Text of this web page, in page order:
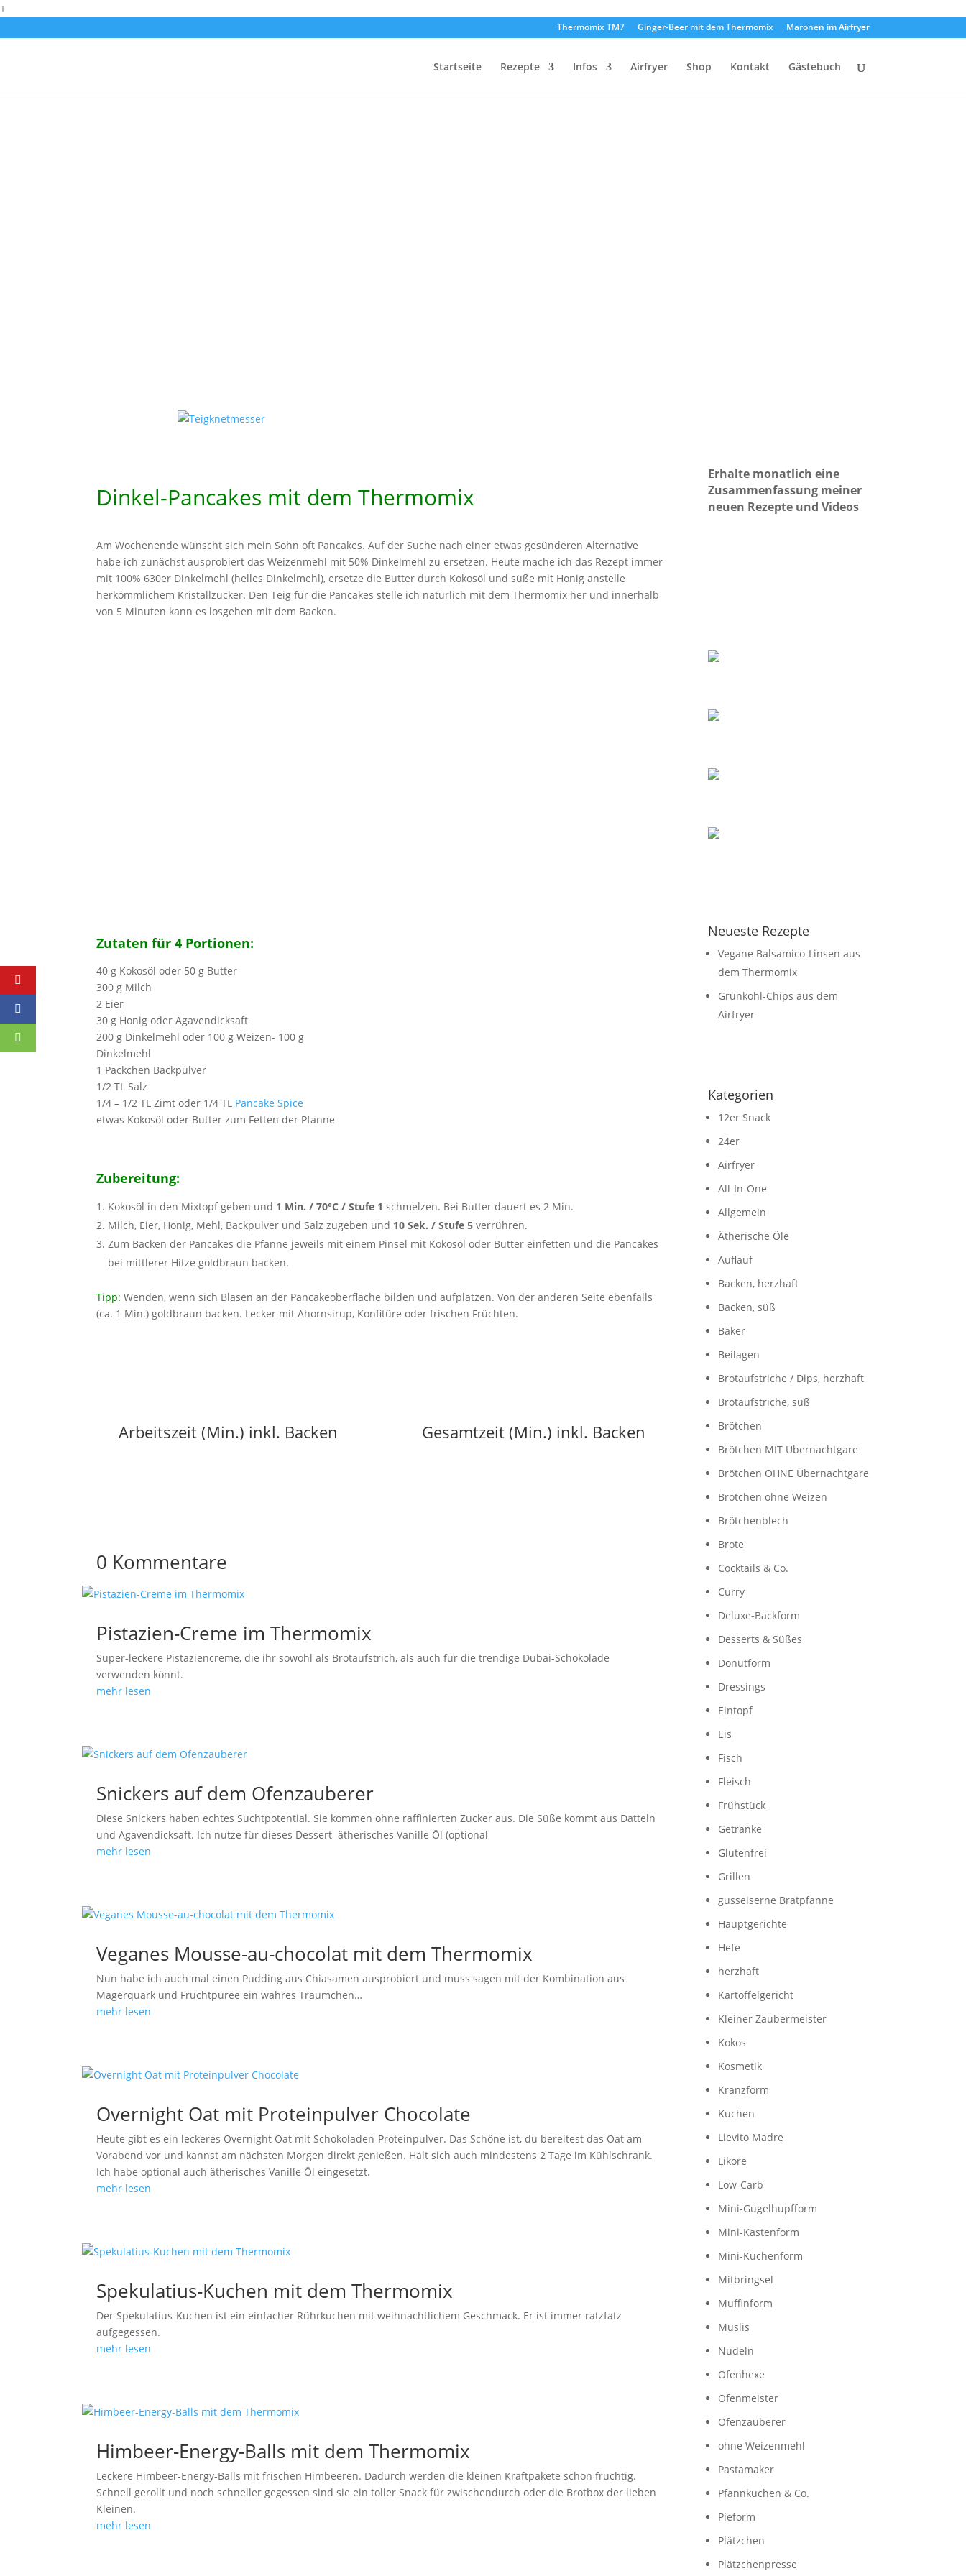
+
Thermomix TM7 Ginger-Beer mit dem Thermomix Maronen im Airfryer
Startseite Rezepte Infos Airfryer Shop Kontakt Gästebuch
Dinkel-Pancakes mit dem Thermomix
Am Wochenende wünscht sich mein Sohn oft Pancakes. Auf der Suche nach einer etwas gesünderen Alternative
habe ich zunächst ausprobiert das Weizenmehl mit 50% Dinkelmehl zu ersetzen. Heute mache ich das Rezept immer
mit 100% 630er Dinkelmehl (helles Dinkelmehl), ersetze die Butter durch Kokosöl und süße mit Honig anstelle
herkömmlichem Kristallzucker. Den Teig für die Pancakes stelle ich natürlich mit dem Thermomix her und innerhalb
von 5 Minuten kann es losgehen mit dem Backen.
Zutaten für 4 Portionen:
40 g Kokosöl oder 50 g Butter
300 g Milch
2 Eier
30 g Honig oder Agavendicksaft
200 g Dinkelmehl oder 100 g Weizen- 100 g
Dinkelmehl
1 Päckchen Backpulver
1/2 TL Salz
1/4 – 1/2 TL Zimt oder 1/4 TL Pancake Spice
etwas Kokosöl oder Butter zum Fetten der Pfanne
Zubereitung:
Kokosöl in den Mixtopf geben und 1 Min. / 70°C / Stufe 1 schmelzen. Bei Butter dauert es 2 Min.
Milch, Eier, Honig, Mehl, Backpulver und Salz zugeben und 10 Sek. / Stufe 5verrühren.
Zum Backen der Pancakes die Pfanne jeweils mit einem Pinsel mit Kokosöl oder Butter einfetten und die Pancakes
bei mittlerer Hitze goldbraun backen.
Tipp: Wenden, wenn sich Blasen an der Pancakeoberfläche bilden und aufplatzen. Von der anderen Seite ebenfalls
(ca. 1 Min.) goldbraun backen. Lecker mit Ahornsirup, Konfitüre oder frischen Früchten.
Arbeitszeit (Min.) inkl. Backen Gesamtzeit (Min.) inkl. Backen
0 Kommentare
Pistazien-Creme im Thermomix
Super-leckere Pistaziencreme, die ihr sowohl als Brotaufstrich, als auch für die trendige Dubai-Schokolade
verwenden könnt.
mehr lesen
Snickers auf dem Ofenzauberer
Diese Snickers haben echtes Suchtpotential. Sie kommen ohne raffinierten Zucker aus. Die Süße kommt aus Datteln
und Agavendicksaft. Ich nutze für dieses Dessert ätherisches Vanille Öl (optional
mehr lesen
Veganes Mousse-au-chocolat mit dem Thermomix
Nun habe ich auch mal einen Pudding aus Chiasamen ausprobiert und muss sagen mit der Kombination aus
Magerquark und Fruchtpüree ein wahres Träumchen…
mehr lesen
Overnight Oat mit Proteinpulver Chocolate
Heute gibt es ein leckeres Overnight Oat mit Schokoladen-Proteinpulver. Das Schöne ist, du bereitest das Oat am
Vorabend vor und kannst am nächsten Morgen direkt genießen. Hält sich auch mindestens 2 Tage im Kühlschrank.
Ich habe optional auch ätherisches Vanille Öl eingesetzt.
mehr lesen
Spekulatius-Kuchen mit dem Thermomix
Der Spekulatius-Kuchen ist ein einfacher Rührkuchen mit weihnachtlichem Geschmack. Er ist immer ratzfatz
aufgegessen.
mehr lesen
Himbeer-Energy-Balls mit dem Thermomix
Leckere Himbeer-Energy-Balls mit frischen Himbeeren. Dadurch werden die kleinen Kraftpakete schön fruchtig.
Schnell gerollt und noch schneller gegessen sind sie ein toller Snack für zwischendurch oder die Brotbox der lieben
Kleinen.
mehr lesen
Erhalte monatlich eine
Zusammenfassung meiner
neuen Rezepte und Videos
Neueste Rezepte
Vegane Balsamico-Linsen aus
dem Thermomix
Grünkohl-Chips aus dem
Airfryer
Kategorien
12er Snack
24er
Airfryer
All-In-One
Allgemein
Ätherische Öle
Auflauf
Backen, herzhaft
Backen, süß
Bäker
Beilagen
Brotaufstriche / Dips, herzhaft
Brotaufstriche, süß
Brötchen
Brötchen MIT Übernachtgare
Brötchen OHNE Übernachtgare
Brötchen ohne Weizen
Brötchenblech
Brote
Cocktails & Co.
Curry
Deluxe-Backform
Desserts & Süßes
Donutform
Dressings
Eintopf
Eis
Fisch
Fleisch
Frühstück
Getränke
Glutenfrei
Grillen
gusseiserne Bratpfanne
Hauptgerichte
Hefe
herzhaft
Kartoffelgericht
Kleiner Zaubermeister
Kokos
Kosmetik
Kranzform
Kuchen
Lievito Madre
Liköre
Low-Carb
Mini-Gugelhupfform
Mini-Kastenform
Mini-Kuchenform
Mitbringsel
Muffinform
Müslis
Nudeln
Ofenhexe
Ofenmeister
Ofenzauberer
ohne Weizenmehl
Pastamaker
Pfannkuchen & Co.
Pieform
Plätzchen
Plätzchenpresse